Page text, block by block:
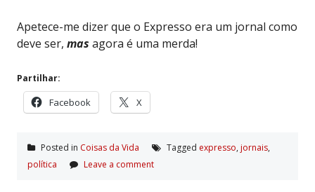
Apetece-me dizer que o Expresso era um jornal como
deve ser, mas agora é uma merda!
Partilhar:
Facebook X
Posted in Coisas da Vida Tagged expresso, jornais,
polí­tica
Leave a comment